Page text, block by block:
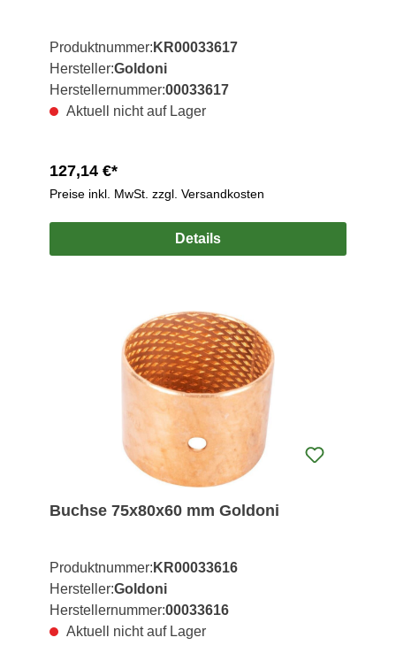
Produktnummer: KR00033617
Hersteller:Goldoni
Herstellernummer:00033617
Aktuell nicht auf Lager
127,14 €*
Preise inkl. MwSt. zzgl. Versandkosten
Details
Buchse 75x80x60 mm Goldoni
Produktnummer: KR00033616
Hersteller:Goldoni
Herstellernummer:00033616
Aktuell nicht auf Lager